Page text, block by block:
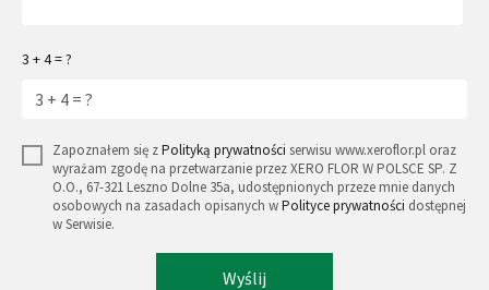
3 + 4 = ?
Zapoznałem się zPolityką prywatności serwisu www.xeroflor.pl oraz
wyrażam zgodę na przetwarzanie przez XERO FLOR W POLSCE SP. Z
O.O., 67-321 Leszno Dolne 35a, udostępnionych przeze mnie danych
osobowych na zasadach opisanych wPolityce prywatności dostępnej
w Serwisie.
Wyślij